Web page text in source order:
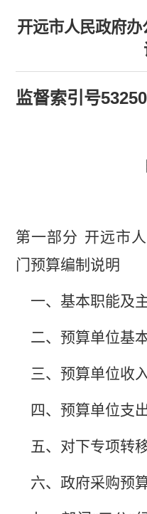
开远市人民政府办
监督索引号
第一部分 开远市
门预算编制说明
一、基本职能及
二、预算单位基
三、预算单位收
四、预算单位支
五、对下专项转
六、政府采购预